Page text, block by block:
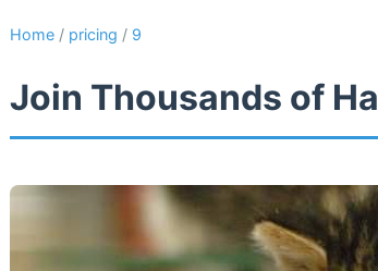
Home / pricing / 9
Join Thousands of